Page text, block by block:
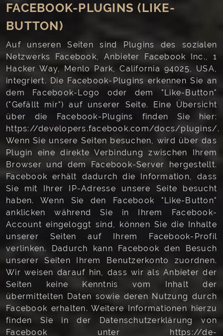
FACEBOOK-PLUGINS (LIKE-
BUTTON)
Auf unseren Seiten sind Plugins des sozialen
Netzwerks Facebook, Anbieter Facebook Inc., 1
Hacker Way, Menlo Park, California 94025, USA,
integriert. Die Facebook-Plugins erkennen Sie an
dem Facebook-Logo oder dem "Like-Button"
("Gefällt mir") auf unserer Seite. Eine Übersicht
über die Facebook-Plugins finden Sie hier:
https://developers.facebook.com/docs/plugins/.
Wenn Sie unsere Seiten besuchen, wird über das
Plugin eine direkte Verbindung zwischen Ihrem
Browser und dem Facebook-Server hergestellt.
Facebook erhält dadurch die Information, dass
Sie mit Ihrer IP-Adresse unsere Seite besucht
haben. Wenn Sie den Facebook "Like-Button"
anklicken während Sie in Ihrem Facebook-
Account eingeloggt sind, können Sie die Inhalte
unserer Seiten auf Ihrem Facebook-Profil
verlinken. Dadurch kann Facebook den Besuch
unserer Seiten Ihrem Benutzerkonto zuordnen.
Wir weisen darauf hin, dass wir als Anbieter der
Seiten keine Kenntnis vom Inhalt der
übermittelten Daten sowie deren Nutzung durch
Facebook erhalten. Weitere Informationen hierzu
finden Sie in der Datenschutzerklärung von
Facebook unter https://de-